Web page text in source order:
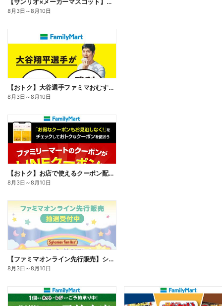
8月3日 ～8月10日
【おトク】大谷選手ファミマおむすび割
8月3日 ～8月10日
【おトク】お店で使えるクーポン配信中
8月3日 ～8月10日
【ファミマオンライン先行販売】シルバニアファミリー
8月3日 ～8月10日